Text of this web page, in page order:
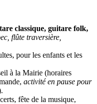
classique, guitare folk,
flûte traversière,
pour les enfants et les
à la Mairie (horaires
activité en pause pour
fête de la musique,